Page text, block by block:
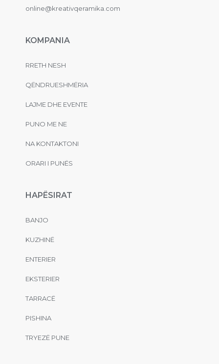
online@kreativqeramika.com
KOMPANIA
RRETH NESH
QËNDRUESHMËRIA
LAJME DHE EVENTE
PUNO ME NE
NA KONTAKTONI
ORARI I PUNËS
HAPËSIRAT
BANJO
KUZHINË
ENTERIER
EKSTERIER
TARRACË
PISHINA
TRYEZË PUNE